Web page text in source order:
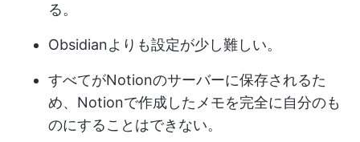
る。
Obsidianよりも設定が少し難しい。
すべてがNotionのサーバーに保存されるた
め、Notionで作成したメモを完全に自分のも
のにすることはできない。